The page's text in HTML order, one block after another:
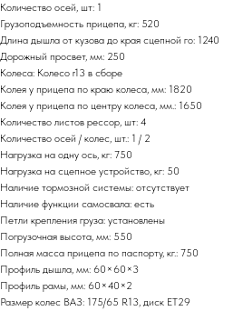
Количество осей, шт: 1
Грузоподъемность прицепа, кг: 520
Длина дышла от кузова до края сцепной го: 1240
Дорожный просвет, мм: 250
Колеса: Колесо r13 в сборе
Колея у прицепа по краю колеса, мм: 1820
Колея у прицепа по центру колеса, мм.: 1650
Количество листов рессор, шт: 4
Количество осей / колес, шт.: 1 / 2
Нагрузка на одну ось, кг: 750
Нагрузка на сцепное устройство, кг: 50
Наличие тормозной системы: отсутствует
Наличие функции самосвала: есть
Петли крепления груза: установлены
Погрузочная высота, мм: 550
Полная масса прицепа по паспорту, кг.: 750
Профиль дышла, мм: 60×60×3
Профиль рамы, мм: 60×40×2
Размер колес ВАЗ: 175/65 R13, диск ET29